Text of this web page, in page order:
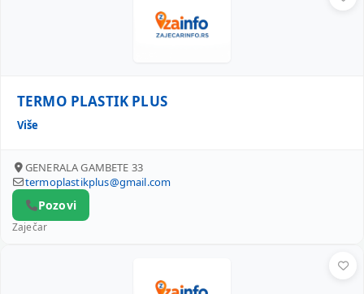
TERMO PLASTIK PLUS
Više
GENERALA GAMBETE 33
termoplastikplus@gmail.com
Pozovi
Zaječar